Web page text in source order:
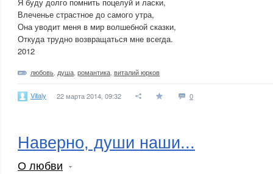
Влеченье страстное до самого утра,
Она уводит меня в мир волшебной сказки,
Откуда трудно возвращаться мне всегда.
2012
любовь душа романтика виталий юрков
Vitaly 22 марта 2014, 09:32 0
Наверно, души наши...
О любви